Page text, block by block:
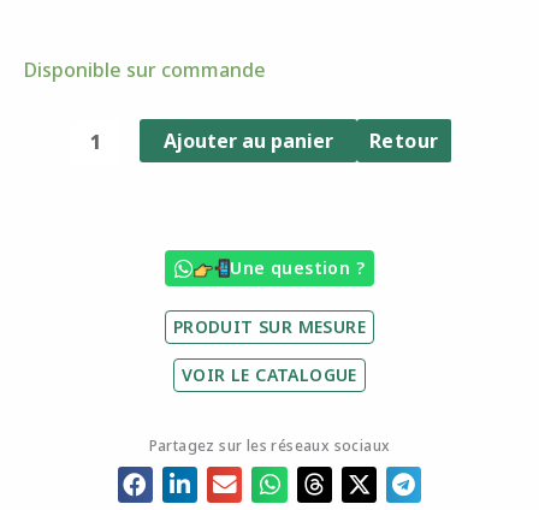
Disponible sur commande
quantité
Ajouter au panier Retour
Une question ?
PRODUIT SUR MESURE
VOIR LE CATALOGUE
Partagez sur les réseaux sociaux